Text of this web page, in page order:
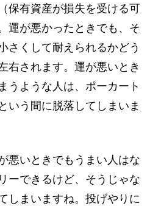
保有資産が損失を受ける可
運が悪かったときでも、そ
さくして耐えられるかどう
右されます。運が悪いとき
うような人は、ポーカート
いう間に脱落してしまいま
悪いときでもうまい人はな
ーできるけど、そうじゃな
しまいますね。投げやりに